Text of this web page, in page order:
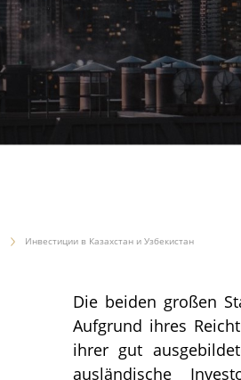
Инвестиции в Казахстан и Узбекистан
Die beiden großen
Aufgrund ihres
ihrer gut
ausländische